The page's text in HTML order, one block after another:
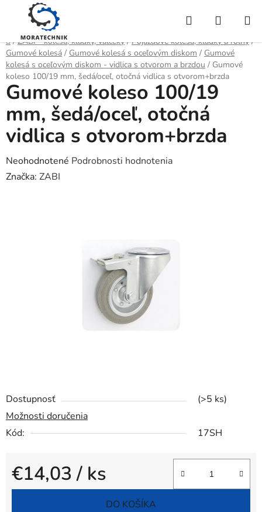
Hľadať
KOŠÍK
Domov
/ ZABI - kolesá, kladky, valčeky / Pojazdové kolesá, kladky a roľny /
Gumové kolesá / Gumové kolesá s oceľovým diskom / Gumové
kolesá s oceľovým diskom - vidlica s otvorom a brzdou / Gumové
koleso 100/19 mm, šedá/oceľ, otočná vidlica s otvorom+brzda
Dostupnosť
(>5 ks)
Možnosti doručenia
Kód:
17SH
€14,03/ ks
Jednotková cena:
DO KOŠÍKA
Gumové koleso 100/19
mm, šedá/oceľ, otočná
vidlica s otvorom+brzda
Priemerné
hodnotenie
Neohodnotené Podrobnosti hodnotenia
Značka: ZABI